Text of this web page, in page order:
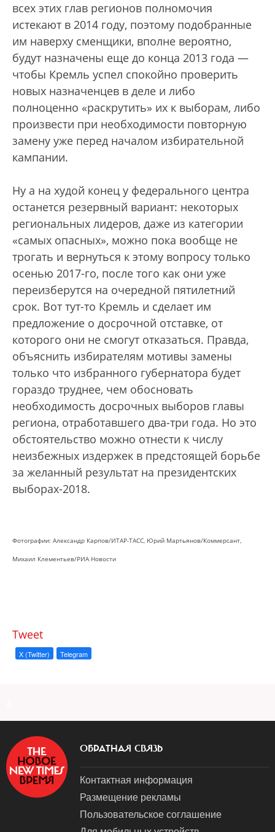
всех этих глав регионов полномочия
истекают в 2014 году, поэтому подобранные
им наверху сменщики, вполне вероятно,
будут назначены еще до конца 2013 года —
чтобы Кремль успел спокойно проверить
новых назначенцев в деле и либо
полноценно «раскрутить» их к выборам, либо
произвести при необходимости повторную
замену уже перед началом избирательной
кампании.
Ну а на худой конец у федерального центра
останется резервный вариант: некоторых
региональных лидеров, даже из категории
«самых опасных», можно пока вообще не
трогать и вернуться к этому вопросу только
осенью 2017-го, после того как они уже
переизберутся на очередной пятилетний
срок. Вот тут-то Кремль и сделает им
предложение о досрочной отставке, от
которого они не смогут отказаться. Правда,
объяснить избирателям мотивы замены
только что избранного губернатора будет
гораздо труднее, чем обосновать
необходимость досрочных выборов главы
региона, отработавшего два-три года. Но это
обстоятельство можно отнести к числу
неизбежных издержек в предстоящей борьбе
за желанный результат на президентских
выборах-2018.
Фотографии: Александр Карпов/ИТАР-ТАСС, Юрий Мартьянов/Коммерсант,
Михаил Клементьев/РИА Новости
Tweet
X (Twitter) Telegram
ОБРАТНАЯ СВЯЗЬ
Контактная информация
Размещение рекламы
Пользовательское соглашение